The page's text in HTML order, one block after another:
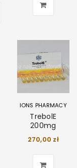
IONS PHARMACY
TrebolE
200mg
270,00 zł